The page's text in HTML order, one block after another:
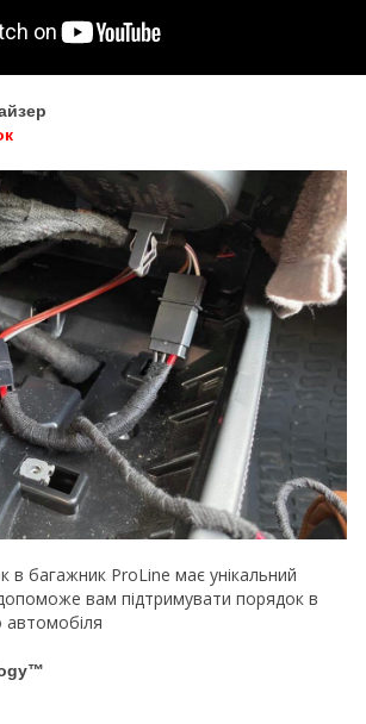
в багажник ProLine має унікальний
вам підтримувати порядок в